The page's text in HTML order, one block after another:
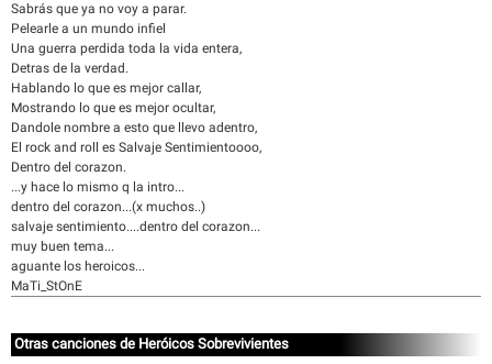
Sabrás que ya no voy a parar.
Pelearle a un mundo infiel
Una guerra perdida toda la vida entera,
Detras de la verdad.
Hablando lo que es mejor callar,
Mostrando lo que es mejor ocultar,
Dandole nombre a esto que llevo adentro,
El rock and roll es Salvaje Sentimientoooo,
Dentro del corazon.
...y hace lo mismo q la intro...
dentro del corazon...(x muchos..)
salvaje sentimiento....dentro del corazon...
muy buen tema...
aguante los heroicos...
MaTi_StOnE
Otras canciones de Heróicos Sobrevivientes